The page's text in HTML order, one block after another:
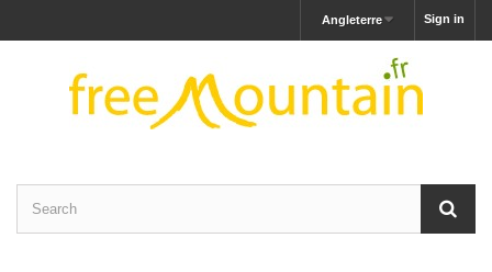
Sign in
Angleterre